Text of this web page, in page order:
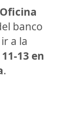
Oficina
banco
a la
13 en
.